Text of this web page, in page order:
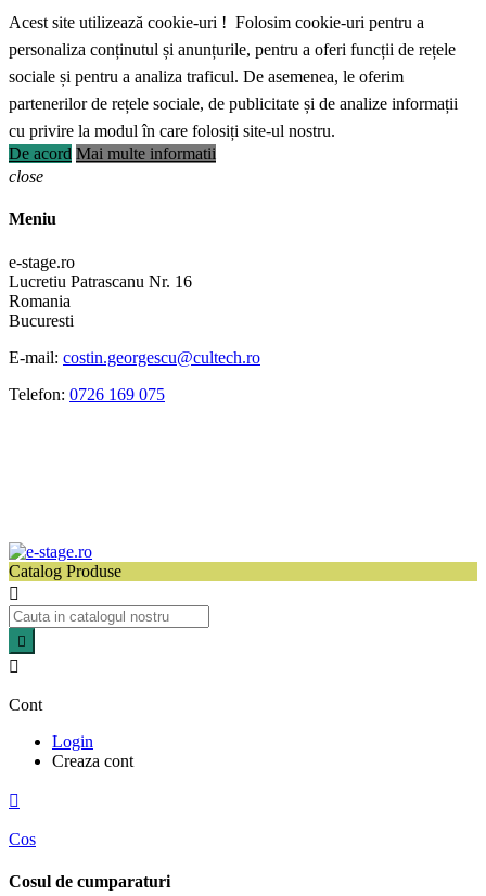
Acest site utilizează cookie-uri ! Folosim cookie-uri pentru a
personaliza conținutul și anunțurile, pentru a oferi funcții de rețele
sociale și pentru a analiza traficul. De asemenea, le oferim
partenerilor de rețele sociale, de publicitate și de analize informații
cu privire la modul în care folosiți site-ul nostru.
De acord Mai multe informatii
close
Meniu
e-stage.ro
Lucretiu Patrascanu Nr. 16
Romania
Bucuresti
E-mail: costin.georgescu@cultech.ro
Telefon: 0726 169 075
Catalog Produse



Cont
Login
Creaza cont

Cos
Cosul de cumparaturi